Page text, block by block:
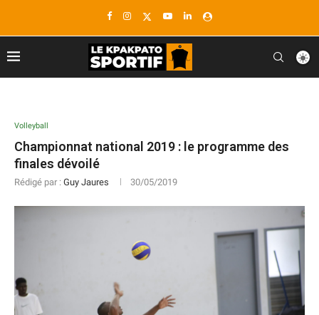
Volleyball
Championnat national 2019 : le programme des
finales dévoilé
Rédigé par : Guy Jaures 30/05/2019